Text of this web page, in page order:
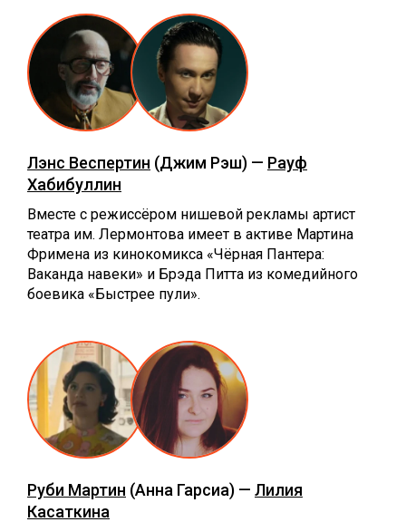
Лэнс Веспертин (Джим Рэш) — Рауф
Хабибуллин
Вместе с режиссёром нишевой рекламы артист
театра им. Лермонтова имеет в активе Мартина
Фримена из кинокомикса «Чёрная Пантера:
Ваканда навеки» и Брэда Питта из комедийного
боевика «Быстрее пули».
Руби Мартин (Анна Гарсиа) — Лилия
Касаткина